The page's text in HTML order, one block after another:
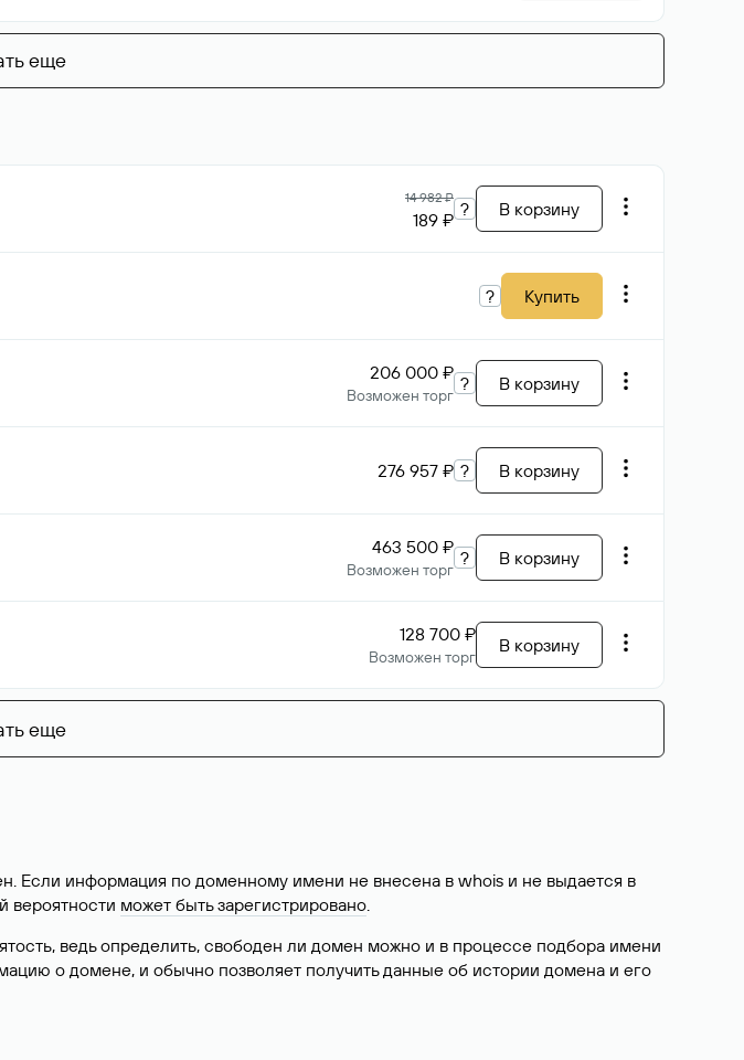
еще
14 982 ₽
189 ₽ ? В корзину
? Купить
206 000 ₽
Возможен торг
? В корзину
276 957 ₽ ? В корзину
463 500 ₽
Возможен торг
? В корзину
128 700 ₽
Возможен торг
В корзину
еще
Если информация по доменному имени не внесена в whois и не выдается в
вероятности может быть зарегистрировано.
ведь определить, свободен ли домен можно и в процессе подбора имени
о домене, и обычно позволяет получить данные об истории домена и его